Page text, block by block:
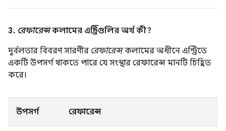
3. রেফারেন্সকলামের এন্ট্রিগুলির অর্থ কী?
দুর্বলতার বিবরণ সারণীর রেফারেন্সকলামের অধীনে এন্ট্রিতে
একটি উপসর্গ থাকতে পারে যে সংস্থার রেফারেন্স মানটি চিহ্নিত
করে।
উপসর্গ রেফারেন্স